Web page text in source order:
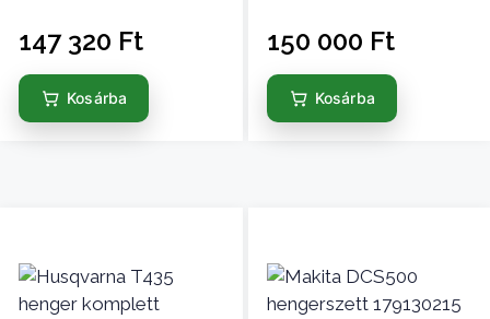
147 320 Ft
Kosárba
150 000 Ft
Kosárba